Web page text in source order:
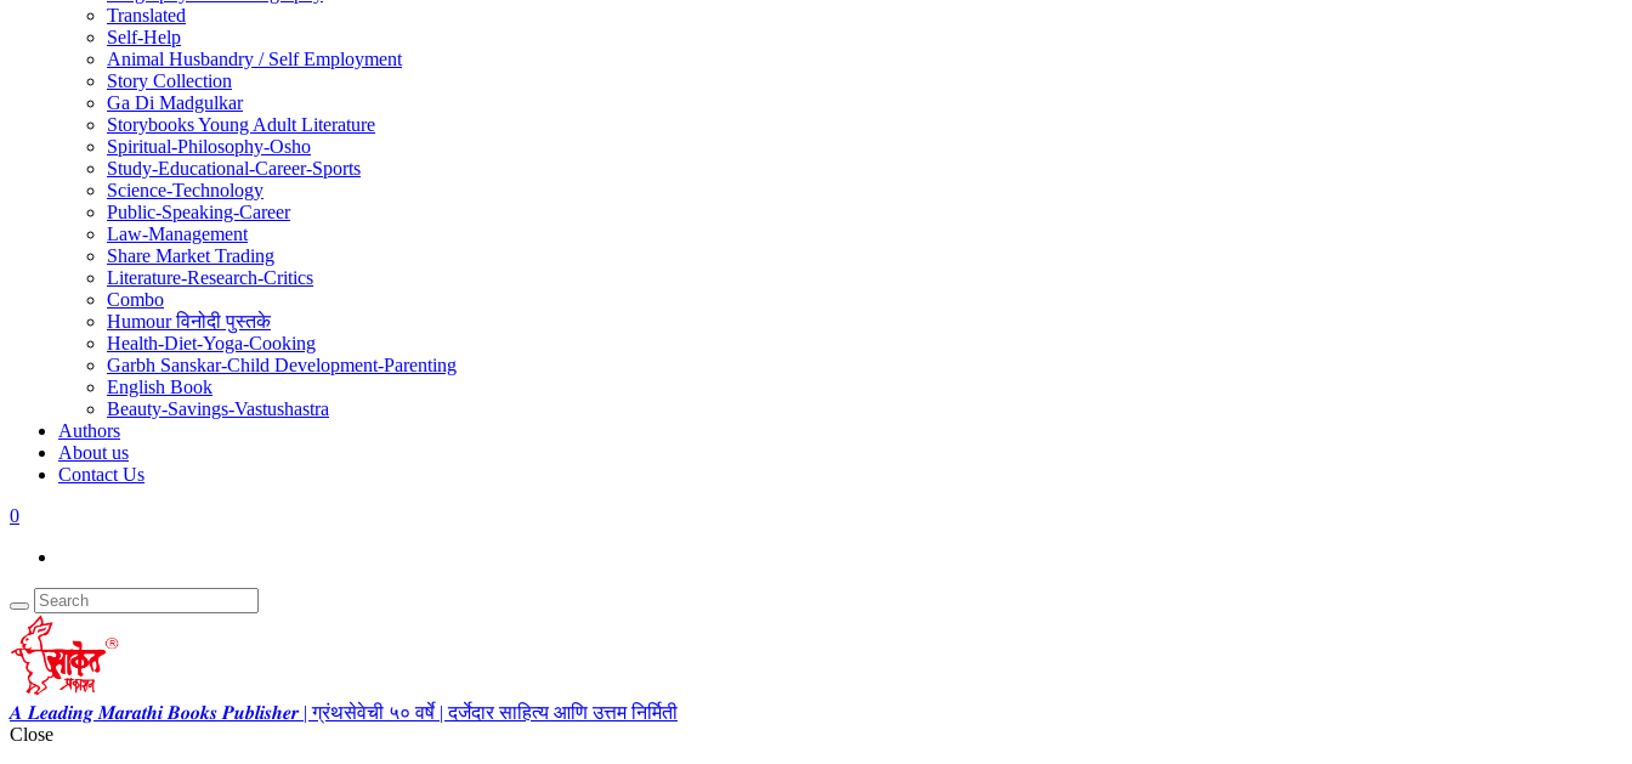
Translated
Self-Help
Animal Husbandry / Self Employment
Story Collection
Ga Di Madgulkar
Storybooks Young Adult Literature
Spiritual-Philosophy-Osho
Study-Educational-Career-Sports
Science-Technology
Public-Speaking-Career
Law-Management
Share Market Trading
Literature-Research-Critics
Combo
Humour विनोदी पुस्तके
Health-Diet-Yoga-Cooking
Garbh Sanskar-Child Development-Parenting
English Book
Beauty-Savings-Vastushastra
Authors
About us
Contact Us
0
𝑨 𝑳𝒆𝒂𝒅𝒊𝒏𝒈 𝑴𝒂𝒓𝒂𝒕𝒉𝒊 𝑩𝒐𝒐𝒌𝒔 𝑷𝒖𝒃𝒍𝒊𝒔𝒉𝒆𝒓 | ग्रंथसेवेची ५० वर्षे | दर्जेदार साहित्य आणि उत्तम निर्मिती
Close